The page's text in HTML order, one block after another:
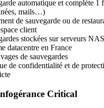
automatique et complète 1
mails…)
de sauvegarde ou de
client
stockées sur serveurs
datacentre en France
de sauvegardes
de confidentialité et de
Critical